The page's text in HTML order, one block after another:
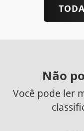
Não
Você pode ler